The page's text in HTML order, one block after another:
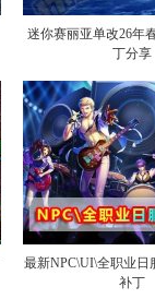
迷你赛丽亚单改26年
丁分享
最新NPC\UI\全职业日
补丁